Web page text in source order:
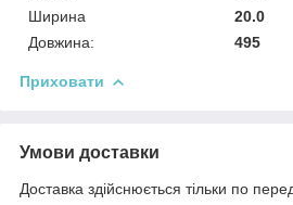
Ширина
20.0
Довжина:
495
Приховати
Умови доставки
Доставка здійснюється тільки по